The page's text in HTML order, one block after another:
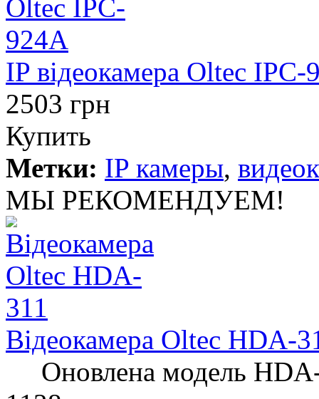
IP відеокамера Oltec IPC-
2503 грн
Купить
Метки: IP камеры,
МЫ РЕКОМЕНДУЕМ!
Відеокамера Oltec HDA-
Оновлена ​​модель